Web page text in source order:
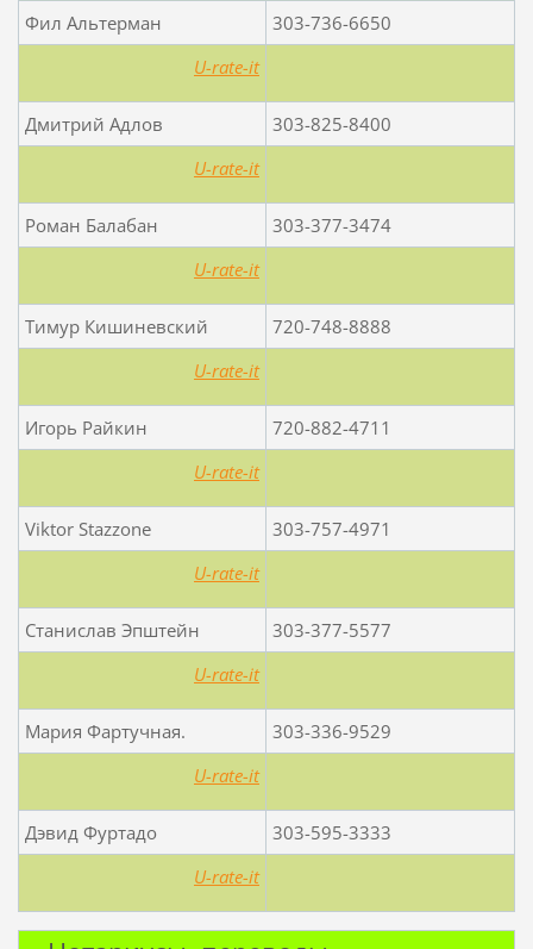
Фил Альтерман
303-736-6650
U-rate-it
Дмитрий Адлов
303-825-8400
U-rate-it
Роман Балабан
303-377-3474
U-rate-it
Тимур Кишиневский
720-748-8888
U-rate-it
Игорь Райкин
720-882-4711
U-rate-it
Viktor Stazzone
303-757-4971
U-rate-it
Станислав Эпштейн
303-377-5577
U-rate-it
Мария Фартучная.
303-336-9529
U-rate-it
Дэвид Фуртадо
303-595-3333
U-rate-it